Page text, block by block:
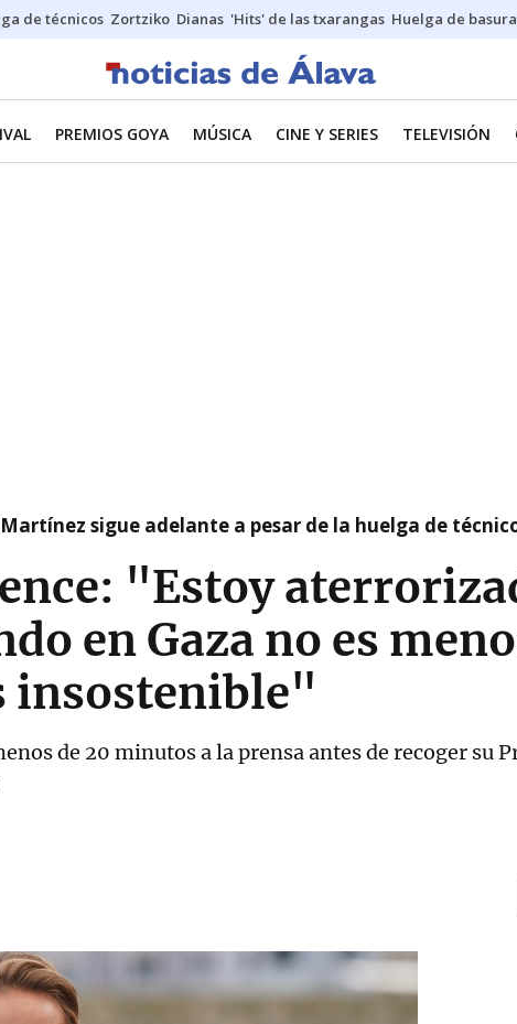
de técnicos Zortziko Dianas 'Hits' de las txarangas Huelga de
PREMIOS GOYA MÚSICA CINE Y SERIES TELEVISIÓN
sigue adelante a pesar de la huelga de
"Estoy
en Gaza no es
insostenible"
de 20 minutos a la prensa antes de recoger su